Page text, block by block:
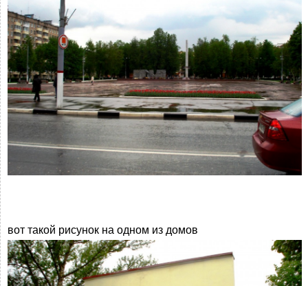
вот такой рисунок на одном из домов